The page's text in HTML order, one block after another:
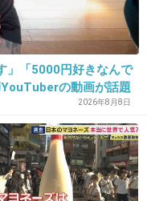
-5
」「5000円好きなんで
の動画が話題
2026年8月8日